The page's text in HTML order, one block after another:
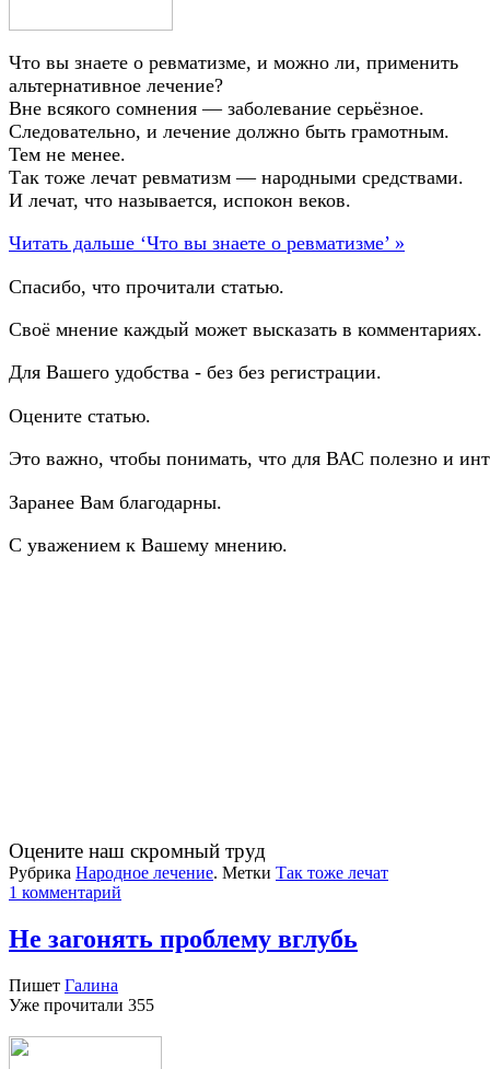
Что вы знаете о ревматизме, и можно ли, применить
альтернативное лечение?
Вне всякого сомнения — заболевание серьёзное.
Следовательно, и лечение должно быть грамотным.
Тем не менее.
Так тоже лечат ревматизм — народными средствами.
И лечат, что называется, испокон веков.
Читать дальше ‘Что вы знаете о ревматизме’ »
Спасибо, что прочитали статью.
Своё мнение каждый может высказать в комментариях.
Для Вашего удобства - без без регистрации.
Оцените статью.
Это важно, чтобы понимать, что для ВАС полезно и
Заранее Вам благодарны.
С уважением к Вашему мнению.
Оцените наш скромный труд
Рубрика Народное лечение. Метки Так тоже лечат
1 комментарий
Не загонять проблему вглубь
Пишет Галина
Уже прочитали 355